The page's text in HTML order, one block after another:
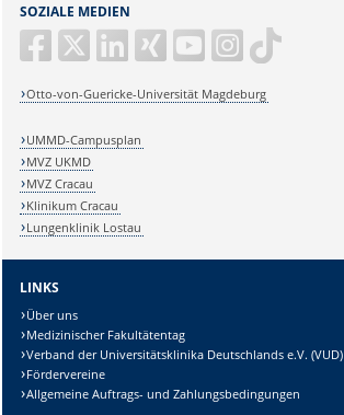
SOZIALE MEDIEN
Otto-von-Guericke-Universität Magdeburg
UMMD-Campusplan
MVZ UKMD
MVZ Cracau
Klinikum Cracau
Lungenklinik Lostau
LINKS
Über uns
Medizinischer Fakultätentag
Verband der Universitätsklinika Deutschlands e.V. (VUD)
Fördervereine
Allgemeine Auftrags- und Zahlungsbedingungen